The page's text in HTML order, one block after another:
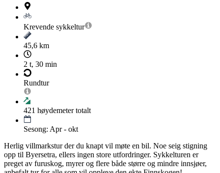
Krevende sykkeltur
45,6 km
2 t, 30 min
Rundtur
421 høydemeter totalt
Sesong: Apr - okt
Herlig villmarkstur der du knapt vil møte en bil. Noe seig stigning
opp til Byersetra, ellers ingen store utfordringer. Sykkelturen er
preget av furuskog, myrer og flere både større og mindre innsjøer,